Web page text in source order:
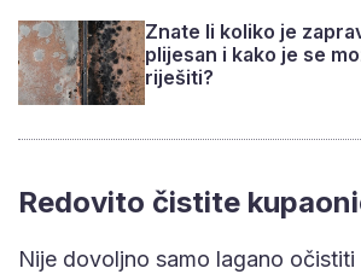
Znate li koliko je
plijesan i kako je se
riješiti?
Redovito čistite
Nije dovoljno samo lagano